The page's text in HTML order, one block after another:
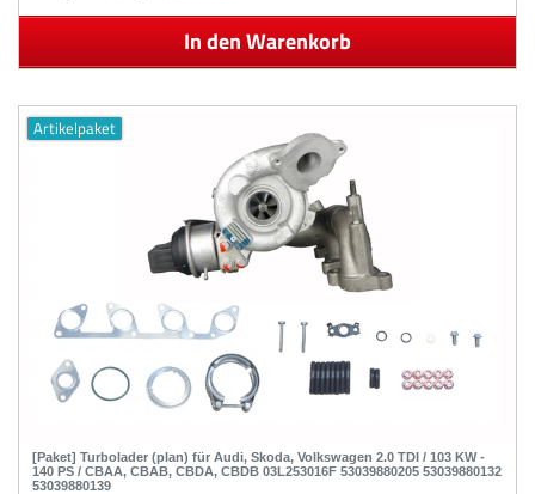
In den Warenkorb
Artikelpaket
[Paket] Turbolader (plan) für Audi, Skoda, Volkswagen 2.0 TDI / 103 KW -
140 PS / CBAA, CBAB, CBDA, CBDB 03L253016F 53039880205 53039880132
53039880139